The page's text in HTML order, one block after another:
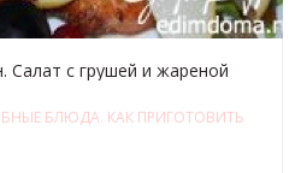
Салат с грушей и жареной
БЛЮДА. КАК ПРИГОТОВИТЬ